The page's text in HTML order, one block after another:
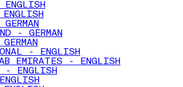
- GERMAN
- ENGLISH
EMIRATES - ENGLISH
- ENGLISH